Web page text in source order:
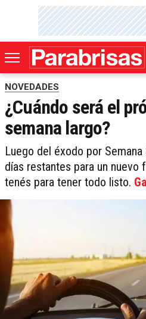
NOVEDADES
¿Cuándo será el
semana largo?
Luego del éxodo por
días restantes para un nuevo
tenés para tener todo listo.